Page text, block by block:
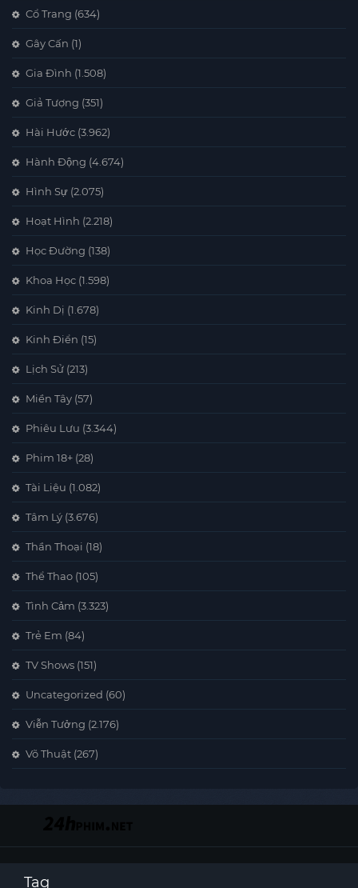
Cổ Trang (634)
Gây Cấn (1)
Gia Đình (1.508)
Giả Tượng (351)
Hài Hước (3.962)
Hành Động (4.674)
Hình Sự (2.075)
Hoạt Hình (2.218)
Học Đường (138)
Khoa Học (1.598)
Kinh Dị (1.678)
Kinh Điển (15)
Lịch Sử (213)
Miền Tây (57)
Phiêu Lưu (3.344)
Phim 18+ (28)
Tài Liệu (1.082)
Tâm Lý (3.676)
Thần Thoại (18)
Thể Thao (105)
Tình Cảm (3.323)
Trẻ Em (84)
TV Shows (151)
Uncategorized (60)
Viễn Tưởng (2.176)
Võ Thuật (267)
Tag